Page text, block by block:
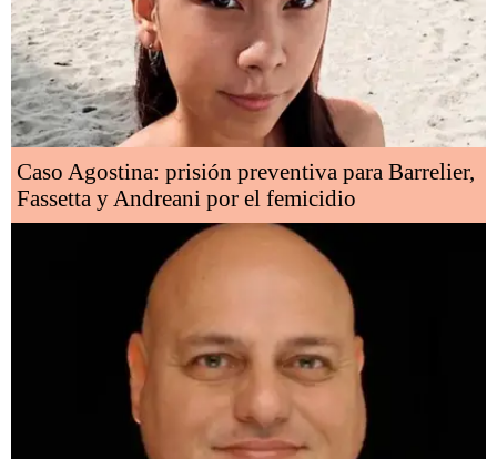
Caso Agostina: prisión preventiva para Barrelier,
Fassetta y Andreani por el femicidio